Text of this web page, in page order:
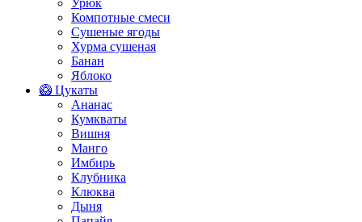
Компотные смеси
Сушеные ягоды
Хурма сушеная
Банан
Яблоко
🥝 Цукаты
Ананас
Кумкваты
Вишня
Манго
Имбирь
Клубника
Клюква
Дыня